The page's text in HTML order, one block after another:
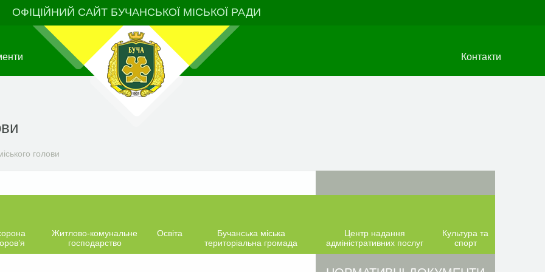
ОФІЦІЙНИЙ САЙТ БУЧАНСЬКОЇ МІСЬКОЇ РАДИ
Контакти
голови
Житлово-комунальне
господарство
Освіта
Бучанська міська
територіальна громада
Центр надання
адміністративних послуг
Культура та
спорт